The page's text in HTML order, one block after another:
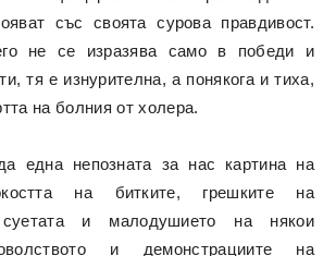
със своята сурова правдивост.
не се изразява само в победи и
тя е изнурителна, а понякога и тиха,
на болния от холера.
една непозната за нас картина на
на битките, грешките на
суетата и малодушието на някои
и демонстрациите на